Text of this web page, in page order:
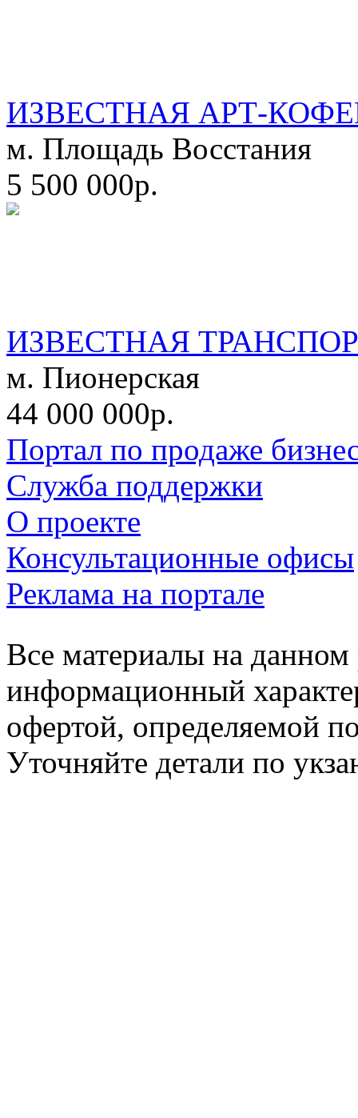
ИЗВЕСТНАЯ АРТ-
м. Площадь Восстания
5 500 000р.
ИЗВЕСТНАЯ
м. Пионерская
44 000 000р.
Портал по продаже
Служба поддержки
О проекте
Консультационные офисы
Реклама на портале
Все материалы на данном
информационный
офертой, определяемой
Уточняйте детали по